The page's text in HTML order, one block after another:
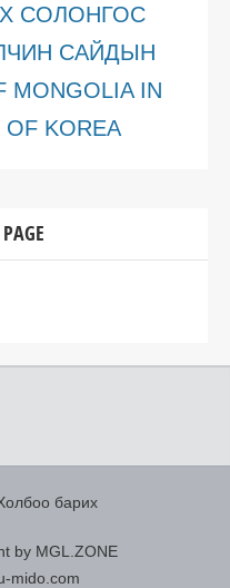
СОЛОНГОС
САЙДЫН
MONGOLIA IN
OF KOREA
барих
by MGL.ZONE
mido.com